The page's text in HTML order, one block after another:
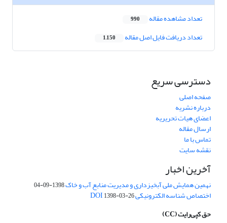
تعداد مشاهده مقاله 990
تعداد دریافت فایل اصل مقاله 1,150
دسترسی سریع
صفحه اصلی
درباره نشریه
اعضای هیات تحریریه
ارسال مقاله
تماس با ما
نقشه سایت
آخرین اخبار
نهمین همایش ملی آبخیزداری و مدیریت منابع آب و خاک1398-09-04
اختصاص شناسه الکترونیکی DOI1398-03-26
حق کپی‌رایت(CC)